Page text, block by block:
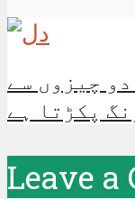
چیزوں سے
پکڑتا ہے
Leave a